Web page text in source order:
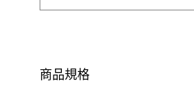
商品規格